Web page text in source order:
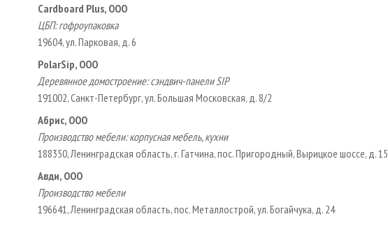
Cardboard Plus, ООО
ЦБП: гофроупаковка
19604, ул. Парковая, д. 6
PolarSip, ООО
Деревянное домостроение: сэндвич-панели SIP
191002, Санкт-Петербург, ул. Большая Московская, д. 8/2
Абрис, ООО
Производство мебели: корпусная мебель, кухни
188350, Ленинградская область, г. Гатчина, пос. Пригородный, Вырицкое шоссе, д. 15
Авди, ООО
Производство мебели
196641, Ленинградская область, пос. Металлострой, ул. Богайчука, д. 24